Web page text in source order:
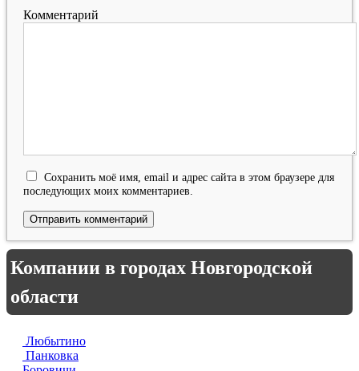
Комментарий
Сохранить моё имя, email и адрес сайта в этом браузере для
последующих моих комментариев.
Компании в городах Новгородской
области
Любытино
Панковка